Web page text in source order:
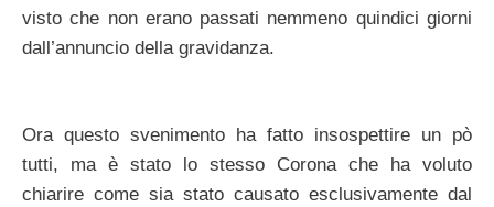
visto che non erano passati nemmeno quindici giorni
dall’annuncio della gravidanza.
Ora questo svenimento ha fatto insospettire un pò
tutti, ma è stato lo stesso Corona che ha voluto
chiarire come sia stato causato esclusivamente dal